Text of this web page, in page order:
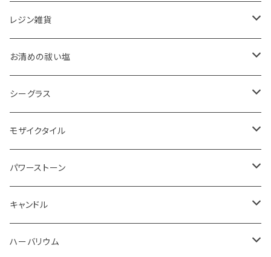
ペーパーウェイト
体験教室
ボード
キーホルダー
タペストリー
ハンギング
コースター
鍋敷き
アクセサリートレイ
スマホケース
インテリア
体験教室
レジン雑貨
ピアス
ヘアゴム
キーホルダー
ボタニカルトレイ
イニシャル
お清めの祓い塩
20220326 天赦塩
20220610 天赦塩
20220614 満月塩
体験教室
シーグラス
ピアス
ネックレス
フォトフレーム
SONOMONO
モザイクタイル
ピアス
SONOMONO
パワーストーン
女性用(16cm)
男性用(18cm)
キャンドル
海のスケルトン
ハーバリウム